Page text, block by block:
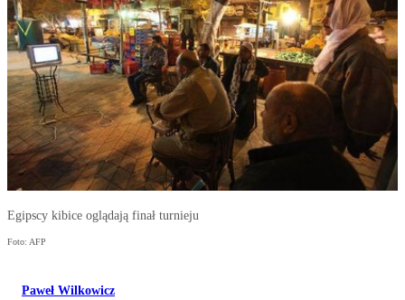
Egipscy kibice oglądają finał turnieju
Foto: AFP
Paweł Wilkowicz